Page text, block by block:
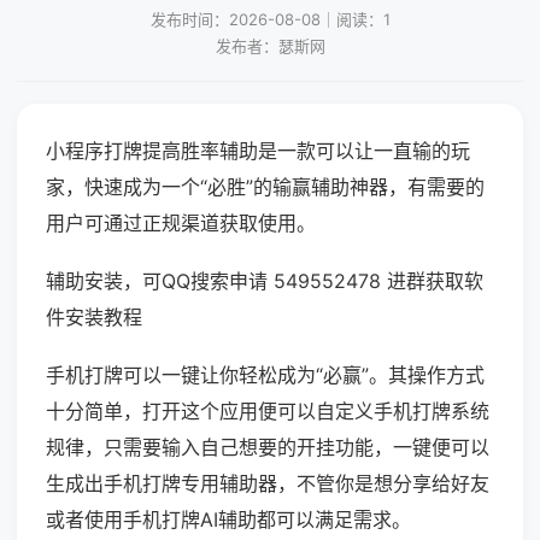
发布时间：2026-08-08｜阅读：1
发布者：瑟斯网
小程序打牌提高胜率辅助是一款可以让一直输的玩
家，快速成为一个“必胜”的输赢辅助神器，有需要的
用户可通过正规渠道获取使用。
辅助安装，可QQ搜索申请 549552478 进群获取软
件安装教程
手机打牌可以一键让你轻松成为“必赢”。其操作方式
十分简单，打开这个应用便可以自定义手机打牌系统
规律，只需要输入自己想要的开挂功能，一键便可以
生成出手机打牌专用辅助器，不管你是想分享给好友
或者使用手机打牌AI辅助都可以满足需求。